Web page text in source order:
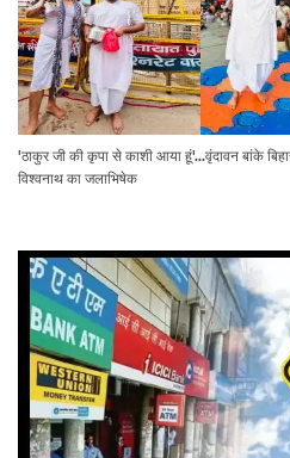
'ठाकुर जी की कृपा से काशी आया हूं'...वृंदावन बांके
विश्वनाथ का जलाभिषेक